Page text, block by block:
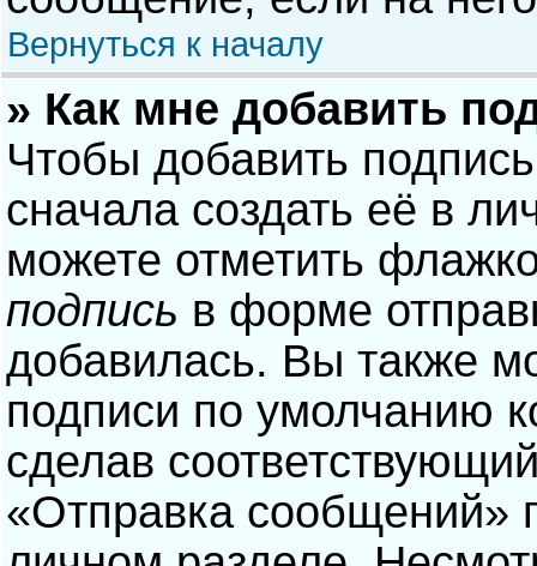
Вернуться к началу
» Как мне добавить
Чтобы добавить
сначала создать её в
можете отметить
подпись в форме
добавилась. Вы также
подписи по умолчанию
сделав
«Отправка сообщений»